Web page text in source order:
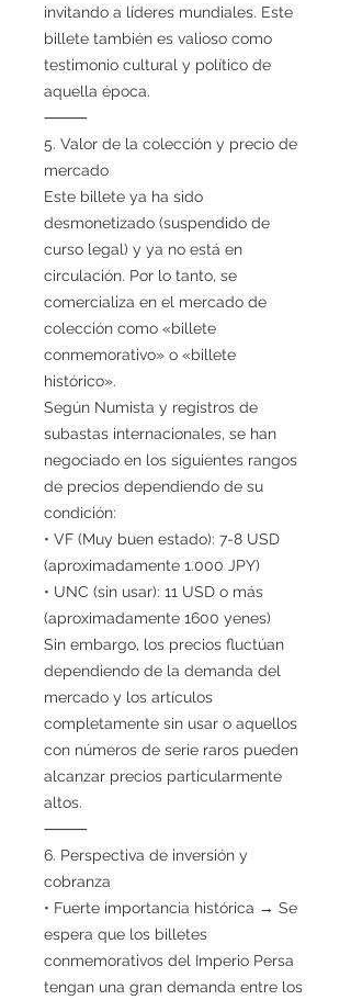
invitando a líderes mundiales. Este
billete también es valioso como
testimonio cultural y político de
aquella época.
⸻
5. Valor de la colección y precio de
mercado
Este billete ya ha sido
desmonetizado (suspendido de
curso legal) y ya no está en
circulación. Por lo tanto, se
comercializa en el mercado de
colección como «billete
conmemorativo» o «billete
histórico».
Según Numista y registros de
subastas internacionales, se han
negociado en los siguientes rangos
de precios dependiendo de su
condición:
• VF (Muy buen estado): 7-8 USD
(aproximadamente 1.000 JPY)
• UNC (sin usar): 11 USD o más
(aproximadamente 1600 yenes)
Sin embargo, los precios fluctúan
dependiendo de la demanda del
mercado y los artículos
completamente sin usar o aquellos
con números de serie raros pueden
alcanzar precios particularmente
altos.
⸻
6. Perspectiva de inversión y
cobranza
• Fuerte importancia histórica → Se
espera que los billetes
conmemorativos del Imperio Persa
tengan una gran demanda entre los